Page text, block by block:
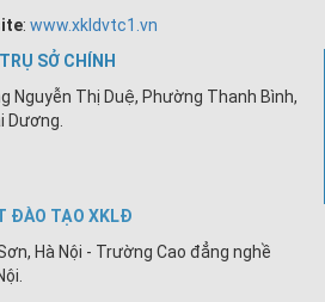
: www.xkldvtc1.vn
TRỤ SỞ CHÍNH
Nguyễn Thị Duệ, Phường Thanh Bình,
Dương.
ĐÀO TẠO XKLĐ
Hà Nội - Trường Cao đẳng nghề